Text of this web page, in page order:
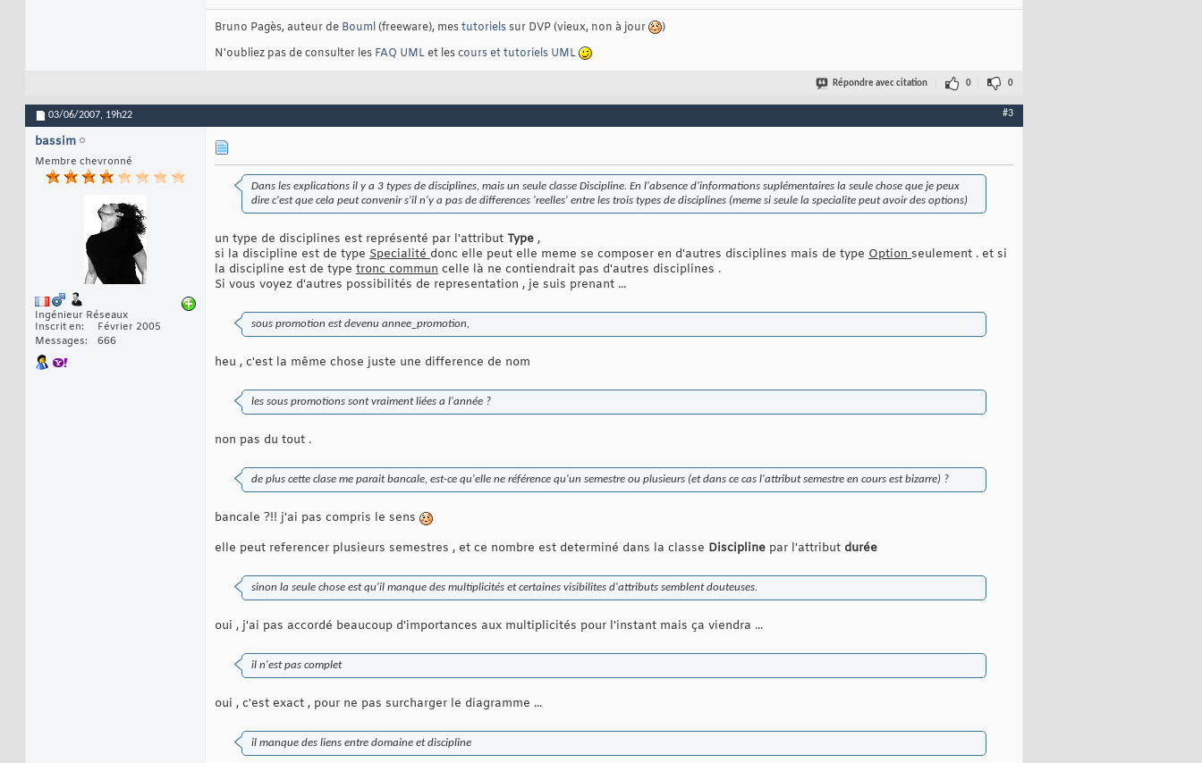
Bruno Pagès, auteur de Bouml(freeware), mestutorielssur DVP (vieux, non à jour
)
N'oubliez pas de consulter les FAQ UMLet lescours et tutoriels UML
Répondre avec citation 0 0
03/06/2007, 19h22 #3
bassim
Membre chevronné
Ingénieur Réseaux
Inscrit en
Février 2005
Messages
666
Dans les explications il y a 3 types de disciplines, mais un seule classe Discipline. En l'absence d'informations suplémentaires la seule chose que je peux
dire c'est que cela peut convenir s'il n'y a pas de differences 'reelles' entre les trois types de disciplines (meme si seule la specialite peut avoir des options)
un type de disciplines est représenté par l'attribut Type ,
si la discipline est de type Specialité donc elle peut elle meme se composer en d'autres disciplines mais de type Option seulement . et si
la discipline est de type tronc commun celle là ne contiendrait pas d'autres disciplines .
Si vous voyez d'autres possibilités de representation , je suis prenant ...
sous promotion est devenu annee_promotion,
heu , c'est la même chose juste une difference de nom
les sous promotions sont vraiment liées a l'année ?
non pas du tout .
de plus cette clase me parait bancale, est-ce qu'elle ne référence qu'un semestre ou plusieurs (et dans ce cas l'attribut semestre en cours est bizarre) ?
bancale ?!! j'ai pas compris le sens
elle peut referencer plusieurs semestres , et ce nombre est determiné dans la classe Discipline par l'attribut durée
sinon la seule chose est qu'il manque des multiplicités et certaines visibilites d'attributs semblent douteuses.
oui , j'ai pas accordé beaucoup d'importances aux multiplicités pour l'instant mais ça viendra ...
il n'est pas complet
oui , c'est exact , pour ne pas surcharger le diagramme ...
il manque des liens entre domaine et discipline